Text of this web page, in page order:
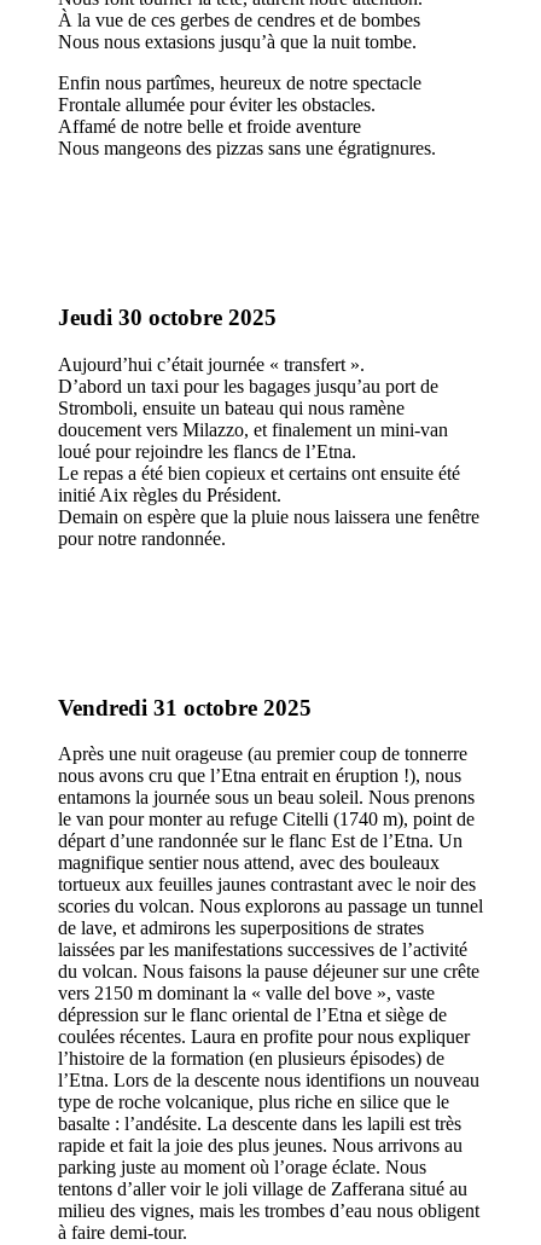
À la vue de ces gerbes de cendres et de bombes
Nous nous extasions jusqu’à que la nuit tombe.
Enfin nous partîmes, heureux de notre spectacle
Frontale allumée pour éviter les obstacles.
Affamé de notre belle et froide aventure
Nous mangeons des pizzas sans une égratignures.
Jeudi 30 octobre 2025
Aujourd’hui c’était journée « transfert ».
D’abord un taxi pour les bagages jusqu’au port de
Stromboli, ensuite un bateau qui nous ramène
doucement vers Milazzo, et finalement un mini-van
loué pour rejoindre les flancs de l’Etna.
Le repas a été bien copieux et certains ont ensuite été
initié Aix règles du Président.
Demain on espère que la pluie nous laissera une fenêtre
pour notre randonnée.
Vendredi 31 octobre 2025
Après une nuit orageuse (au premier coup de tonnerre
nous avons cru que l’Etna entrait en éruption !), nous
entamons la journée sous un beau soleil. Nous prenons
le van pour monter au refuge Citelli (1740 m), point de
départ d’une randonnée sur le flanc Est de l’Etna. Un
magnifique sentier nous attend, avec des bouleaux
tortueux aux feuilles jaunes contrastant avec le noir des
scories du volcan. Nous explorons au passage un tunnel
de lave, et admirons les superpositions de strates
laissées par les manifestations successives de l’activité
du volcan. Nous faisons la pause déjeuner sur une crête
vers 2150 m dominant la « valle del bove », vaste
dépression sur le flanc oriental de l’Etna et siège de
coulées récentes. Laura en profite pour nous expliquer
l’histoire de la formation (en plusieurs épisodes) de
l’Etna. Lors de la descente nous identifions un nouveau
type de roche volcanique, plus riche en silice que le
basalte : l’andésite. La descente dans les lapili est très
rapide et fait la joie des plus jeunes. Nous arrivons au
parking juste au moment où l’orage éclate. Nous
tentons d’aller voir le joli village de Zafferana situé au
milieu des vignes, mais les trombes d’eau nous obligent
à faire demi-tour.